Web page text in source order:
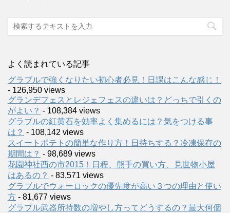
よく読まれている記事
グラブルで強くなりたい初心者必見！日課はこんな感じ！
- 126,950 views
グランデフェスとレジェフェスの違いは？どっちで引くの
がよい？ - 108,384 views
グラブルの紅黄石を効率よく集めるには？気をつける事
は？ - 108,142 views
スイートポテトの簡単な作り方！日持ちする？冷凍保存の
期間は？ - 98,689 views
花園神社酉の市2015！日程、熊手の買い方、見世物小屋
はあるの？ - 83,571 views
グラブルでウォーロックの優先度が高い３つの理由と使い
方 - 81,677 views
グラブル武器所持数の増やし方ってどうするの？最大何個